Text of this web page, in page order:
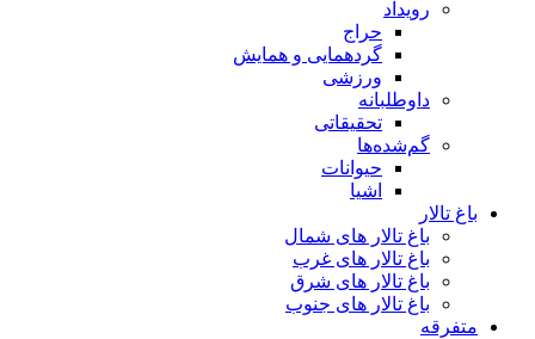
رویداد
حراج
گردهمایی و همایش
ورزشی
داوطلبانه
تحقیقاتی
گم‌شده‌ها
حیوانات
اشیا
باغ تالار
باغ تالار های شمال
باغ تالار های غرب
باغ تالار های شرق
باغ تالار های جنوب
متفرقه